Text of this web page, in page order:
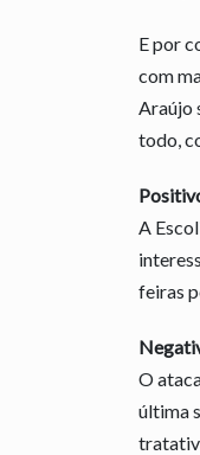
E por
com
Araújo
todo,
A
feiras
O
última